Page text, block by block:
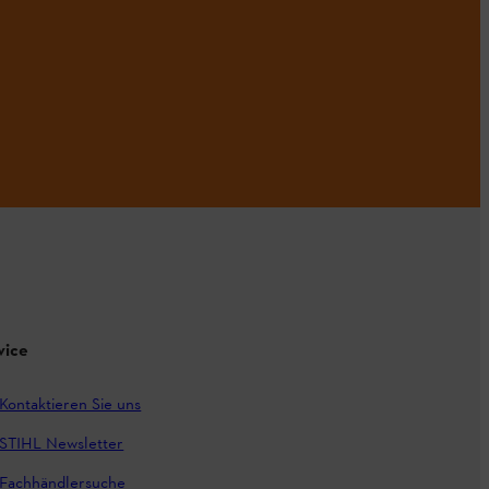
Kontaktieren Sie uns
STIHL Newsletter
Fachhändlersuche